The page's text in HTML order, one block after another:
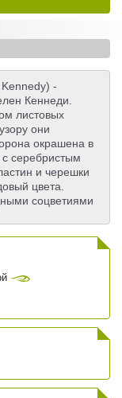
-
Кеннеди.
листовых
они
окрашена в
серебристым
и черешки
цвета.
соцветиями